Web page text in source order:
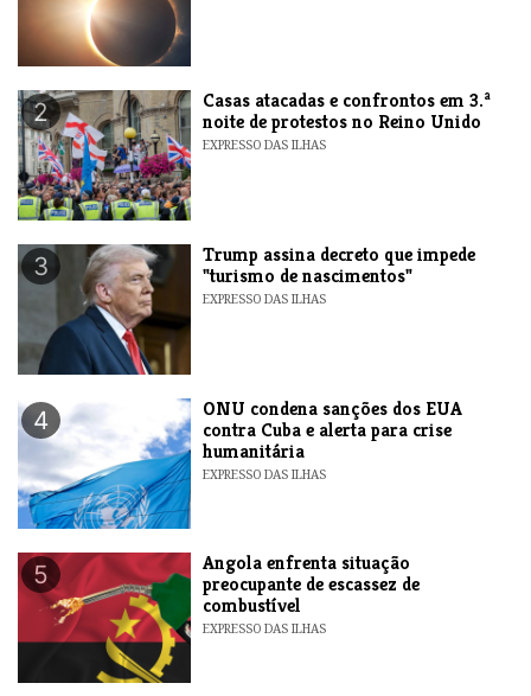
2
Casas atacadas e confrontos em 3.ª
noite de protestos no Reino Unido
EXPRESSO DAS ILHAS
3
Trump assina decreto que impede
"turismo de nascimentos"
EXPRESSO DAS ILHAS
4
ONU condena sanções dos EUA
contra Cuba e alerta para crise
humanitária
EXPRESSO DAS ILHAS
5
Angola enfrenta situação
preocupante de escassez de
combustível
EXPRESSO DAS ILHAS